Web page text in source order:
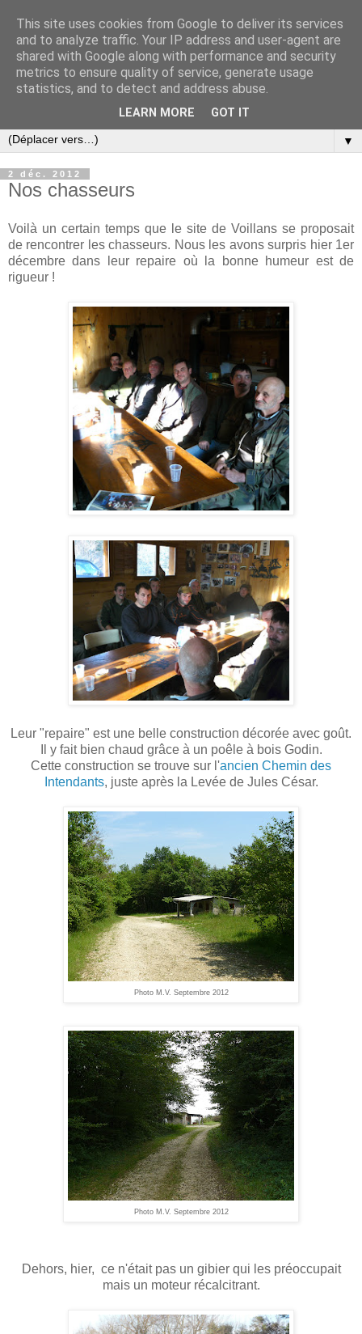
▼
2 déc. 2012
Nos chasseurs
Voilà un certain temps que le site de Voillans se proposait
de rencontrer les chasseurs. Nous les avons surpris hier 1er
décembre dans leur repaire où la bonne humeur est de
rigueur !
Leur "repaire" est une belle construction décorée avec goût.
Il y fait bien chaud grâce à un poêle à bois Godin.
Cette construction se trouve sur l'ancien Chemin des
Intendants, juste après la Levée de Jules César.
Photo M.V. Septembre 2012
Photo M.V. Septembre 2012
Dehors, hier, ce n'était pas un gibier qui les préoccupait
mais un moteur récalcitrant.
This site uses cookies from Google to deliver its services
and to analyze traffic. Your IP address and user-agent are
shared with Google along with performance and security
metrics to ensure quality of service, generate usage
statistics, and to detect and address abuse.
LEARN MORE GOT IT